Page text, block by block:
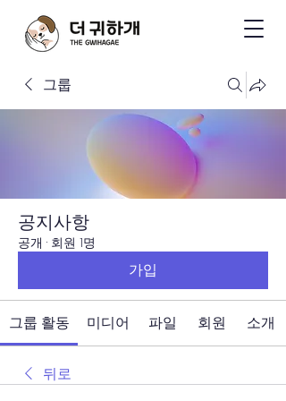
그룹
공지사항
공개 · 회원 1명
가입
그룹 활동 미디어 파일 회원 소개
뒤로